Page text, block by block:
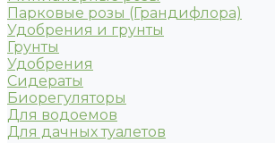
Парковые розы (Грандифлора)
Удобрения и грунты
Грунты
Удобрения
Сидераты
Биорегуляторы
Для водоемов
Для дачных туалетов